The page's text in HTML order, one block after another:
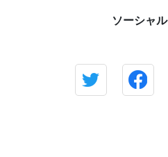
ソーシャ